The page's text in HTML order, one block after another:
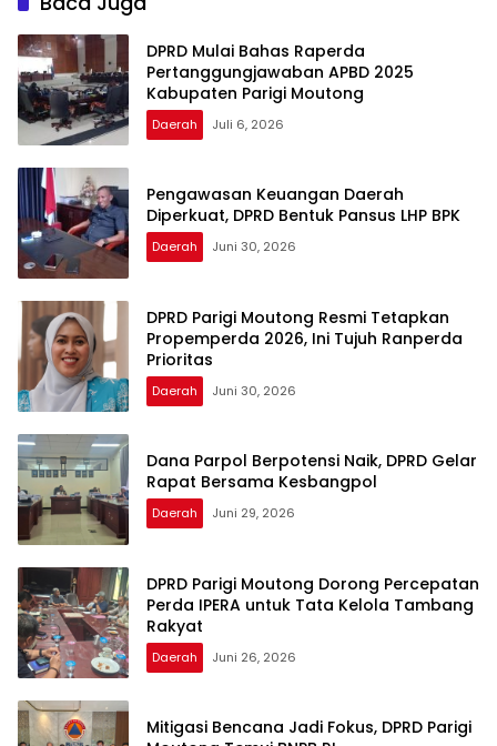
DPRD Mulai Bahas Raperda
Pertanggungjawaban APBD 2025
Kabupaten Parigi Moutong
Daerah Juli 6, 2026
Pengawasan Keuangan Daerah
Diperkuat, DPRD Bentuk Pansus LHP BPK
Daerah Juni 30, 2026
DPRD Parigi Moutong Resmi Tetapkan
Propemperda 2026, Ini Tujuh Ranperda
Prioritas
Daerah Juni 30, 2026
Dana Parpol Berpotensi Naik, DPRD Gelar
Rapat Bersama Kesbangpol
Daerah Juni 29, 2026
DPRD Parigi Moutong Dorong Percepatan
Perda IPERA untuk Tata Kelola Tambang
Rakyat
Daerah Juni 26, 2026
Mitigasi Bencana Jadi Fokus, DPRD Parigi